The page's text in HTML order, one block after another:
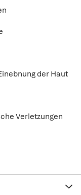
der Haut
Verletzungen